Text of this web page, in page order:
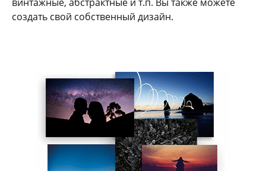
создать свой собственный дизайн.